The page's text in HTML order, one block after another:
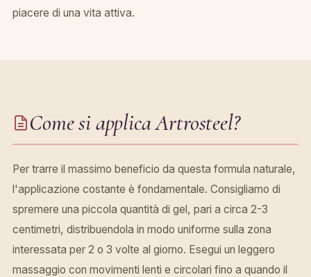
piacere di una vita attiva.
Come si applica Artrosteel?
Per trarre il massimo beneficio da questa formula naturale,
l'applicazione costante è fondamentale. Consigliamo di
spremere una piccola quantità di gel, pari a circa 2-3
centimetri, distribuendola in modo uniforme sulla zona
interessata per 2 o 3 volte al giorno. Esegui un leggero
massaggio con movimenti lenti e circolari fino a quando il